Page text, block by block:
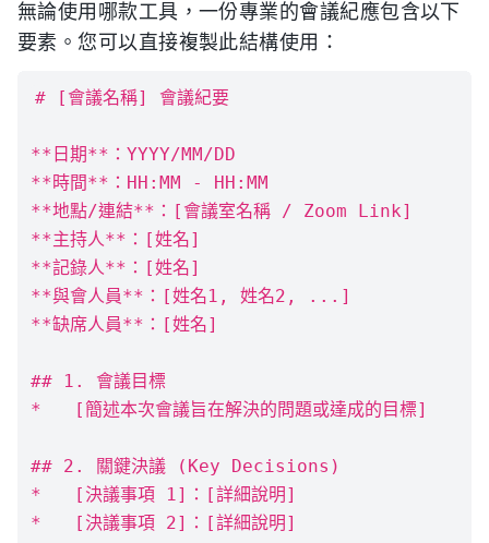
無論使用哪款工具，一份專業的會議紀應包含以下
要素。您可以直接複製此結構使用：
# [會議名稱] 會議紀要
**日期**：YYYY/MM/DD
**時間**：HH:MM - HH:MM
**地點/連結**：[會議室名稱 / Zoom Link]
**主持人**：[姓名]
**記錄人**：[姓名]
**與會人員**：[姓名1, 姓名2, ...]
**缺席人員**：[姓名]
## 1. 會議目標
*   [簡述本次會議旨在解決的問題或達成的目標]
## 2. 關鍵決議 (Key Decisions)
*   [決議事項 1]：[詳細說明]
*   [決議事項 2]：[詳細說明]